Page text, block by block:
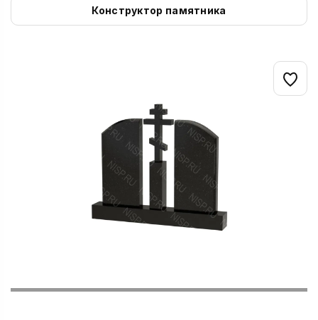
Конструктор памятника